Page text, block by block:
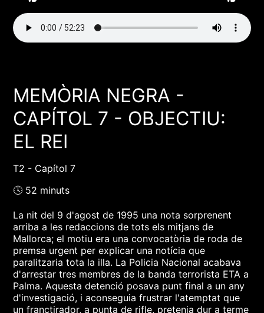
MEMÒRIA NEGRA -
CAPÍTOL 7 - OBJECTIU:
EL REI
T2 - Capítol 7
🕓 52 minuts
La nit del 9 d'agost de 1995 una nota sorprenent
arriba a les redaccions de tots els mitjans de
Mallorca; el motiu era una convocatòria de roda de
premsa urgent per explicar una notícia que
paralitzaria tota la illa. La Policia Nacional acabava
d'arrestar tres membres de la banda terrorista ETA a
Palma. Aquesta detenció posava punt final a un any
d'investigació, i aconseguia frustrar l'atemptat que
un franctirador, a punta de rifle, pretenia dur a terme